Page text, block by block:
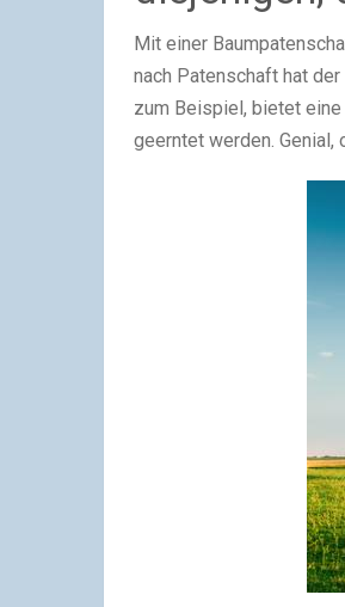
Mit einer
nach Patenschaft hat
zum Beispiel, bietet
geerntet werden. Genial,